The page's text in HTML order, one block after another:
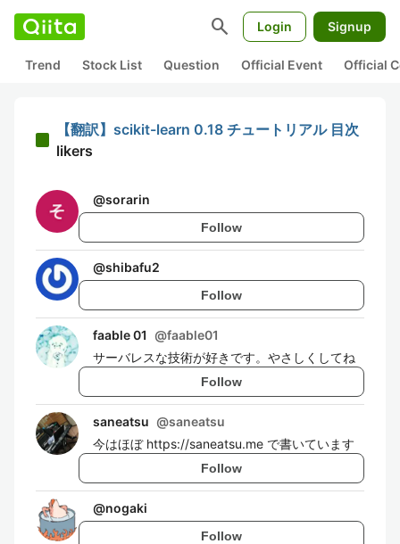
search Login Signup
Trend Stock List Question Official Event Official
【翻訳】scikit-learn 0.18 チュートリアル 目次
likers
@sorarin
Follow
@shibafu2
Follow
faable 01 @faable01
サーバレスな技術が好きです。やさしくしてね
Follow
saneatsu @saneatsu
今はほぼ https://saneatsu.me で書いています
Follow
@nogaki
Follow